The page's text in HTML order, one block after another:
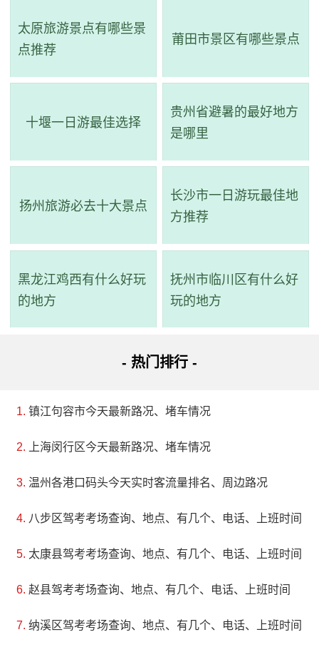
该度假村集食、宿、娱为一体，内设小型酒店及多媒体会议
素斋筵，静心养性；进行水上单车、摩托艇、快艇滑板冲
浪、香蕉船冲浪、沙滩摩托、沙滩排球、高标网球场等游乐
项目。
电话：(0873)3028640
地址：红河哈尼族彝族自治州弥勒市虹溪镇
弥勒白龙洞风景名胜区位于云南省弥勒县境内西南虹溪
景区的主要景点是白龙洞，喀斯特地貌发育精美，属峡谷型
叠层溶洞。在整个云南的溶洞中，白龙洞钟乳石最多、最精
太原旅游景点有哪些景
点推荐
莆田市景区有哪些景点
十堰一日游最佳选择
贵州省避暑的最好地方
是哪里
扬州旅游必去十大景点
长沙市一日游玩最佳地
方推荐
黑龙江鸡西有什么好玩
的地方
抚州市临川区有什么好
玩的地方
- 热门排行 -
镇江句容市今天最新路况、堵车情况
上海闵行区今天最新路况、堵车情况
温州各港口码头今天实时客流量排名、周边路况
八步区驾考考场查询、地点、有几个、电话、上班时间
太康县驾考考场查询、地点、有几个、电话、上班时间
赵县驾考考场查询、地点、有几个、电话、上班时间
纳溪区驾考考场查询、地点、有几个、电话、上班时间